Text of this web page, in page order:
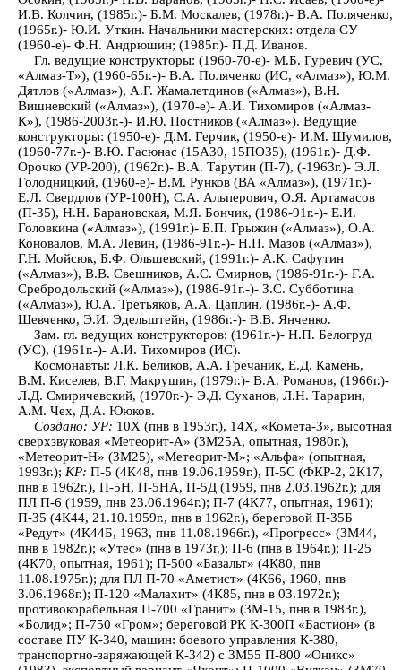
И.В. Колчин, (1985г.)- Б.М. Москалев, (1978г.)- В.А. Поляченко,
(1965г.)- Ю.И. Уткин. Начальники мастерских: отдела СУ
(1960-е)- Ф.Н. Андрюшин; (1985г.)- П.Д. Иванов.
Гл. ведущие конструкторы: (1960-70-е)- М.Б. Гуревич (УС,
«Алмаз-Т»), (1960-65г.-)- В.А. Поляченко (ИС, «Алмаз»), Ю.М.
Дятлов («Алмаз»), А.Г. Жамалетдинов («Алмаз»), В.Н.
Вишневский («Алмаз»), (1970-е)- А.И. Тихомиров («Алмаз-
К»), (1986-2003г.-)- И.Ю. Постников («Алмаз»). Ведущие
конструкторы: (1950-е)- Д.М. Герчик, (1950-е)- И.М. Шумилов,
(1960-77г.-)- В.Ю. Гасюнас (15А30, 15ПО35), (1961г.)- Д.Ф.
Орочко (УР-200), (1962г.)- В.А. Тарутин (П-7), (-1963г.)- Э.Л.
Голодницкий, (1960-е)- В.М. Рунков (ВА «Алмаз»), (1971г.)-
Е.Л. Свердлов (УР-100Н), С.А. Альперович, О.Я. Артамасов
(П-35), Н.Н. Барановская, М.Я. Бончик, (1986-91г.-)- Е.И.
Головкина («Алмаз»), (1991г.)- Б.П. Грыжин («Алмаз»), О.А.
Коновалов, М.А. Левин, (1986-91г.-)- Н.П. Мазов («Алмаз»),
Г.Н. Мойсюк, Б.Ф. Ольшевский, (1991г.)- А.К. Сафутин
(«Алмаз»), В.В. Свешников, А.С. Смирнов, (1986-91г.-)- Г.А.
Сребродольский («Алмаз»), (1986-91г.-)- З.С. Субботина
(«Алмаз»), Ю.А. Третьяков, А.А. Цаплин, (1986г.-)- А.Ф.
Шевченко, Э.И. Эдельштейн, (1986г.-)- В.В. Янченко.
Зам. гл. ведущих конструкторов: (1961г.-)- Н.П. Белогруд
(УС), (1961г.-)- А.И. Тихомиров (ИС).
Космонавты: Л.К. Беликов, А.А. Гречаник, Е.Д. Камень,
В.М. Киселев, В.Г. Макрушин, (1979г.)- В.А. Романов, (1966г.)-
Л.Д. Смиричевский, (1970г.-)- Э.Д. Суханов, Л.Н. Тарарин,
А.М. Чех, Д.А. Ююков.
Создано: УР: 10Х (пнв в 1953г.), 14Х, «Комета-3», высотная
сверхзвуковая «Метеорит-А» (3М25А, опытная, 1980г.),
«Метеорит-Н» (3М25), «Метеорит-М»; «Альфа» (опытная,
1993г.); КР: П-5 (4К48, пнв 19.06.1959г.), П-5С (ФКР-2, 2К17,
пнв в 1962г.), П-5Н, П-5НА, П-5Д (1959, пнв 2.03.1962г.); для
ПЛ П-6 (1959, пнв 23.06.1964г.); П-7 (4К77, опытная, 1961);
П-35 (4К44, 21.10.1959г., пнв в 1962г.), береговой П-35Б
«Редут» (4К44Б, 1963, пнв 11.08.1966г.), «Прогресс» (3М44,
пнв в 1982г.); «Утес» (пнв в 1973г.); П-6 (пнв в 1964г.); П-25
(4К70, опытная, 1961); П-500 «Базальт» (4К80, пнв
11.08.1975г.); для ПЛ П-70 «Аметист» (4К66, 1960, пнв
3.06.1968г.); П-120 «Малахит» (4К85, пнв в 03.1972г.);
противокорабельная П-700 «Гранит» (3М-15, пнв в 1983г.),
«Болид»; П-750 «Гром»; береговой РК К-300П «Бастион» (в
составе ПУ К-340, машин: боевого управления К-380,
транспортно-заряжающей К-342) с 3М55 П-800 «Оникс»